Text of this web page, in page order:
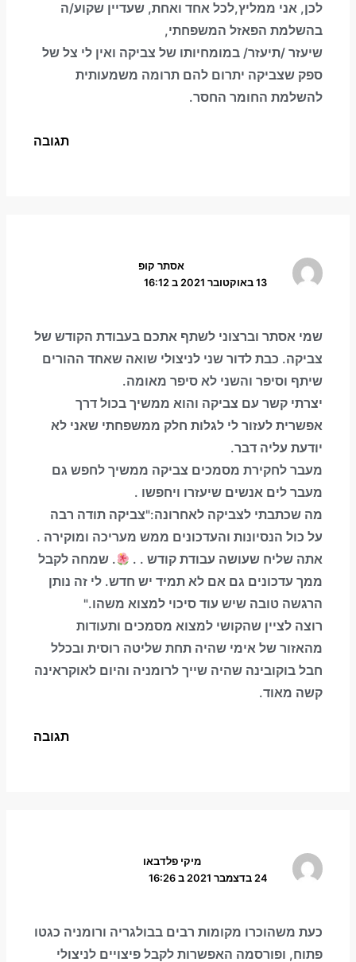
לכן, אני ממליץ,לכל אחד ואחת, שעדיין שקוע/ה
בהשלמת הפאזל המשפחתי,
שיעזר /תיעזר/ במומחיותו של צביקה ואין לי צל של
ספק שצביקה יתרום להם תרומה משמעותית
להשלמת החומר החסר.
תגובה
אסתר קופ
13 באוקטובר 2021 ב 16:12
שמי אסתר וברצוני לשתף אתכם בעבודת הקודש של
צביקה. כבת לדור שני לניצולי שואה שאחד ההורים
שיתף וסיפר והשני לא סיפר מאומה.
יצרתי קשר עם צביקה והוא ממשיך בכול דרך
אפשרית לעזור לי לגלות חלק ממשפחתי שאני לא
יודעת עליה דבר.
מעבר לחקירת מסמכים צביקה ממשיך לחפש גם
מעבר לים אנשים שיעזרו ויחפשו .
מה שכתבתי לצביקה לאחרונה:"צביקה תודה רבה
על כול הנסיונות והעדכונים ממש מעריכה ומוקירה .
אתה שליח שעושה עבודת קודש . .
. שמחה לקבל
ממך עדכונים גם אם לא תמיד יש חדש. לי זה נותן
הרגשה טובה שיש עוד סיכוי למצוא משהו."
רוצה לציין שהקושי למצוא מסמכים ותעודות
מהאזור של אימי שהיה תחת שליטה רוסית ובכלל
חבל בוקובינה שהיה שייך לרומניה והיום לאוקראינה
קשה מאוד.
תגובה
מיקי פלדבאו
24 בדצמבר 2021 ב 16:26
כעת משהוכרו מקומות רבים בבולגריה ורומניה כגטו
פתוח, ופורסמה האפשרות לקבל פיצויים לניצולי